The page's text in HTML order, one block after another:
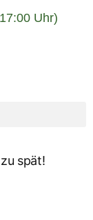
Uhr)
spät!